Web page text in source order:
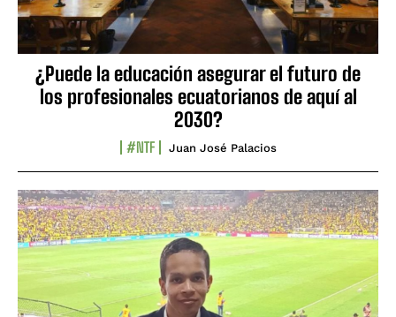
¿Puede la educación asegurar el futuro de
los profesionales ecuatorianos de aquí al
2030?
#NTF Juan José Palacios